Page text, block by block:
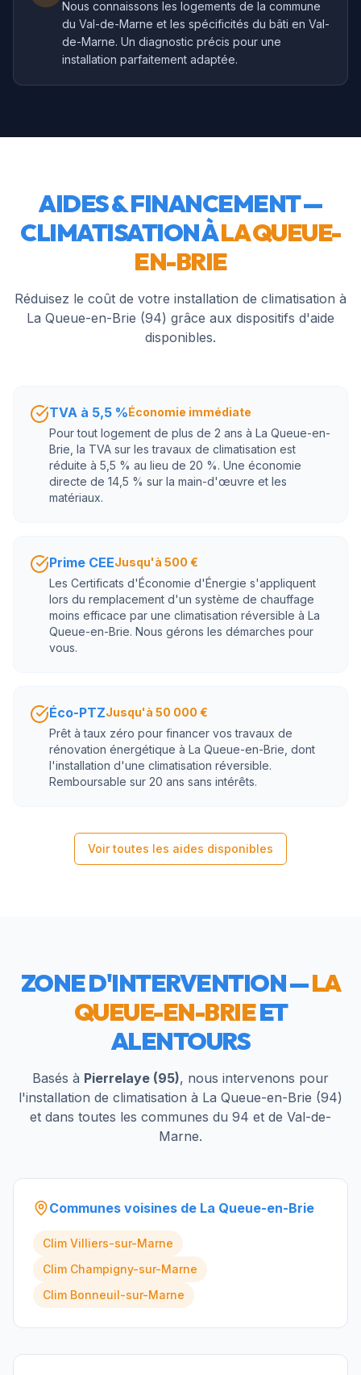
Nous connaissons les logements de la commune
du Val-de-Marne et les spécificités du bâti en Val-
de-Marne. Un diagnostic précis pour une
installation parfaitement adaptée.
AIDES & FINANCEMENT —
CLIMATISATION ÀLA QUEUE-
EN-BRIE
Réduisez le coût de votre installation de climatisation à
La Queue-en-Brie (94) grâce aux dispositifs d'aide
disponibles.
TVA à 5,5 %Économie immédiate
Pour tout logement de plus de 2 ans à La Queue-en-
Brie, la TVA sur les travaux de climatisation est
réduite à 5,5 % au lieu de 20 %. Une économie
directe de 14,5 % sur la main-d'œuvre et les
matériaux.
Prime CEEJusqu'à 500 €
Les Certificats d'Économie d'Énergie s'appliquent
lors du remplacement d'un système de chauffage
moins efficace par une climatisation réversible à La
Queue-en-Brie. Nous gérons les démarches pour
vous.
Éco-PTZJusqu'à 50 000 €
Prêt à taux zéro pour financer vos travaux de
rénovation énergétique à La Queue-en-Brie, dont
l'installation d'une climatisation réversible.
Remboursable sur 20 ans sans intérêts.
Voir toutes les aides disponibles
ZONE D'INTERVENTION —LA
QUEUE-EN-BRIEET
ALENTOURS
Basés à Pierrelaye (95), nous intervenons pour
l'installation de climatisation à La Queue-en-Brie (94)
et dans toutes les communes du 94 et de Val-de-
Marne.
Communes voisines de La Queue-en-Brie
Clim Villiers-sur-Marne
Clim Champigny-sur-Marne
Clim Bonneuil-sur-Marne